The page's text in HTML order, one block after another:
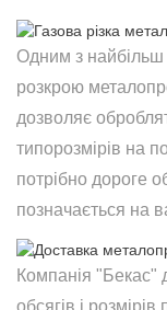
Одним з найбільш
розкрою
дозволяє
типорозмірів на
потрібно дороге
позначається на
Компанія "Бекас"
обсягів і розмірів